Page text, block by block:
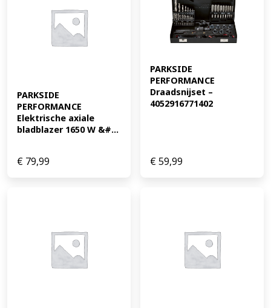
PARKSIDE
PERFORMANCE
Elektrische axiale
bladblazer 1650 W &#...
€ 79,99
PARKSIDE
PERFORMANCE
Draadsnijset –
4052916771402
€59,99